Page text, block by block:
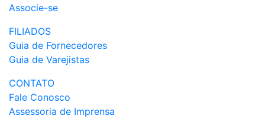
Associe-se
FILIADOS
Guia de Fornecedores
Guia de Varejistas
CONTATO
Fale Conosco
Assessoria de Imprensa